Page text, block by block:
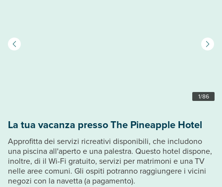
1/86
La tua vacanza presso The Pineapple Hotel
Approfitta dei servizi ricreativi disponibili, che includono
una piscina all'aperto e una palestra. Questo hotel dispone,
inoltre, di il Wi-Fi gratuito, servizi per matrimoni e una TV
nelle aree comuni. Gli ospiti potranno raggiungere i vicini
negozi con la navetta (a pagamento).